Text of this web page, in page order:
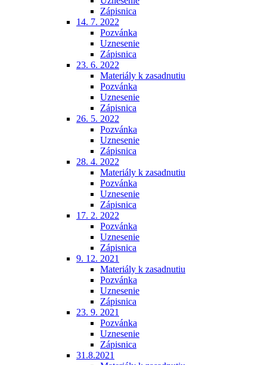
Zápisnica
14. 7. 2022
Pozvánka
Uznesenie
Zápisnica
23. 6. 2022
Materiály k zasadnutiu
Pozvánka
Uznesenie
Zápisnica
26. 5. 2022
Pozvánka
Uznesenie
Zápisnica
28. 4. 2022
Materiály k zasadnutiu
Pozvánka
Uznesenie
Zápisnica
17. 2. 2022
Pozvánka
Uznesenie
Zápisnica
9. 12. 2021
Materiály k zasadnutiu
Pozvánka
Uznesenie
Zápisnica
23. 9. 2021
Pozvánka
Uznesenie
Zápisnica
31.8.2021